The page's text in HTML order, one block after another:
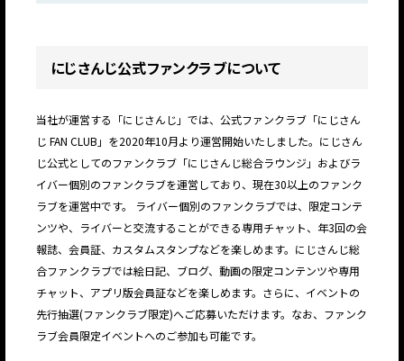
にじさんじ公式ファンクラブについて
当社が運営する「にじさんじ」では、公式ファンクラブ「にじさん
じ FAN CLUB」を2020年10⽉より運営開始いたしました。にじさん
じ公式としてのファンクラブ「にじさんじ総合ラウンジ」およびラ
イバー個別のファンクラブを運営しており、現在30以上のファンク
ラブを運営中です。 ライバー個別のファンクラブでは、限定コンテ
ンツや、ライバーと交流することができる専⽤チャット、年3回の会
報誌、会員証、カスタムスタンプなどを楽しめます。にじさんじ総
合ファンクラブでは絵日記、ブログ、動画の限定コンテンツや専用
チャット、アプリ版会員証などを楽しめます。さらに、イベントの
先行抽選(ファンクラブ限定)へご応募いただけます。なお、ファンク
ラブ会員限定イベントへのご参加も可能です。